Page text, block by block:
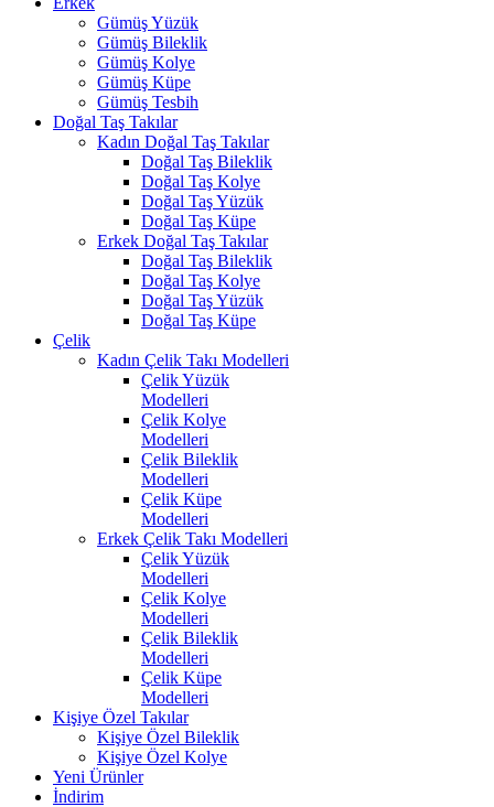
Gümüş Yüzük
Gümüş Bileklik
Gümüş Kolye
Gümüş Küpe
Gümüş Tesbih
Doğal Taş Takılar
Kadın Doğal Taş Takılar
Doğal Taş Bileklik
Doğal Taş Kolye
Doğal Taş Yüzük
Doğal Taş Küpe
Erkek Doğal Taş Takılar
Doğal Taş Bileklik
Doğal Taş Kolye
Doğal Taş Yüzük
Doğal Taş Küpe
Çelik
Kadın Çelik Takı Modelleri
Çelik Yüzük
Modelleri
Çelik Kolye
Modelleri
Çelik Bileklik
Modelleri
Çelik Küpe
Modelleri
Erkek Çelik Takı Modelleri
Çelik Yüzük
Modelleri
Çelik Kolye
Modelleri
Çelik Bileklik
Modelleri
Çelik Küpe
Modelleri
Kişiye Özel Takılar
Kişiye Özel Bileklik
Kişiye Özel Kolye
Yeni Ürünler
İndirim